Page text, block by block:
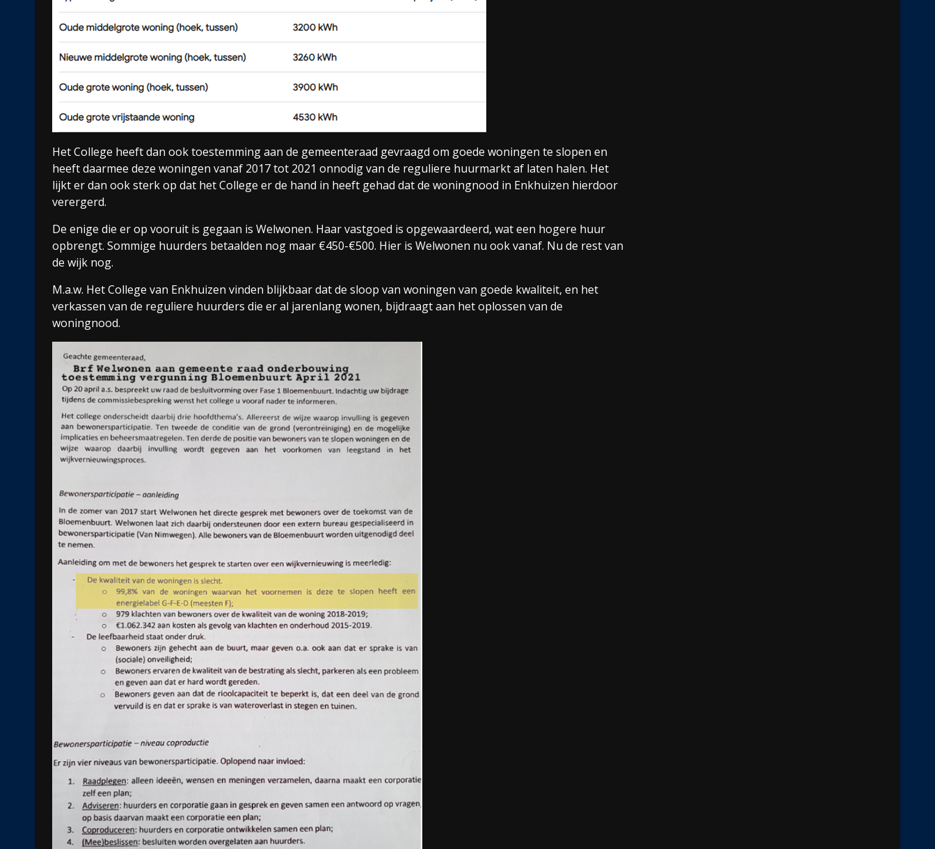
Het College heeft dan ook toestemming aan de gemeenteraad gevraagd om goede woningen te slopen en
heeft daarmee deze woningen vanaf 2017 tot 2021 onnodig van de reguliere huurmarkt af laten halen. Het
lijkt er dan ook sterk op dat het College er de hand in heeft gehad dat de woningnood in Enkhuizen hierdoor
verergerd.
De enige die er op vooruit is gegaan is Welwonen. Haar vastgoed is opgewaardeerd, wat een hogere huur
opbrengt. Sommige huurders betaalden nog maar €450-€500. Hier is Welwonen nu ook vanaf. Nu de rest van
de wijk nog.
M.a.w. Het College van Enkhuizen vinden blijkbaar dat de sloop van woningen van goede kwaliteit, en het
verkassen van de reguliere huurders die er al jarenlang wonen, bijdraagt aan het oplossen van de
woningnood.